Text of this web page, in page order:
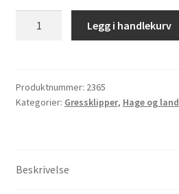
213
Gressklipper
Legg i handlekurv
Produktnummer: 2365
Kategorier: Gressklipper, Hage og
Beskrivelse